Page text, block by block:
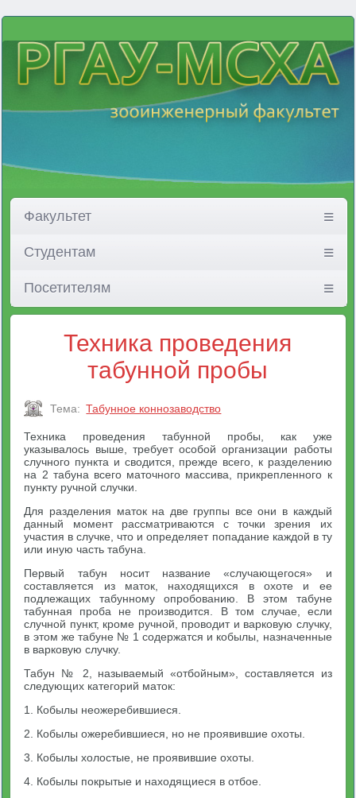
Факультет
Студентам
Посетителям
Техника проведения
табунной пробы
Тема: Табунное коннозаводство
Техника проведения табунной пробы, как уже
указывалось выше, требует особой организации работы
случного пункта и сводится, прежде всего, к разделению
на 2 табуна всего маточного массива, прикрепленного к
пункту ручной случки.
Для разделения маток на две группы все они в каждый
данный момент рассматриваются с точки зрения их
участия в случке, что и определяет попадание каждой в ту
или иную часть табуна.
Первый табун носит название «случающегося» и
составляется из маток, находящихся в охоте и ее
подлежащих табунному опробованию. В этом табуне
табунная проба не производится. В том случае, если
случной пункт, кроме ручной, проводит и варковую случку,
в этом же табуне № 1 содержатся и кобылы, назначенные
в варковую случку.
Табун № 2, называемый «отбойным», составляется из
следующих категорий маток:
1. Кобылы неожеребившиеся.
2. Кобылы ожеребившиеся, но не проявившие охоты.
3. Кобылы холостые, не проявившие охоты.
4. Кобылы покрытые и находящиеся в отбое.